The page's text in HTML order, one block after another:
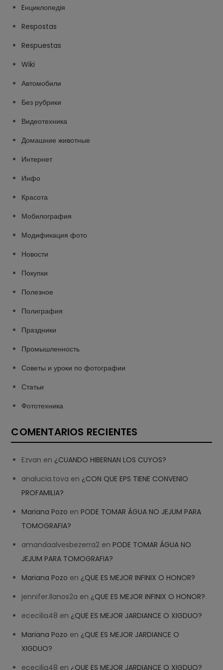
Eнциклопедія
Respostas
Respuestas
Wiki
Автомобили
Без рубрики
Видеотехника
Домашние животные
Интернет
Инфо
Красота
Мобилография
Модификация фото
Новости
Покупки
Полезное
Полиграфия
Праздники
Промышленность
Советы и уроки по фотографии
Статьи
Фототехника
COMENTARIOS RECIENTES
Ezvan en ¿CUANDO HIBERNAN LOS CUYOS?
analucia.tova en ¿CON QUE EPS TIENE CONVENIO
PROFAMILIA?
Mariana Pozo enPODE TOMAR ÁGUA NO JEJUM PARA
TOMOGRAFIA?
amandaalvesbezerra2 enPODE TOMAR ÁGUA NO
JEJUM PARA TOMOGRAFIA?
Mariana Pozo en ¿QUE ES MEJOR INFINIX O HONOR?
jennifer.llanos2a en ¿QUE ES MEJOR INFINIX O HONOR?
ececilia48 en ¿QUE ES MEJOR JARDIANCE O XIGDUO?
Mariana Pozo en ¿QUE ES MEJOR JARDIANCE O
XIGDUO?
ececilia48 en ¿QUE ES MEJOR JARDIANCE O XIGDUO?